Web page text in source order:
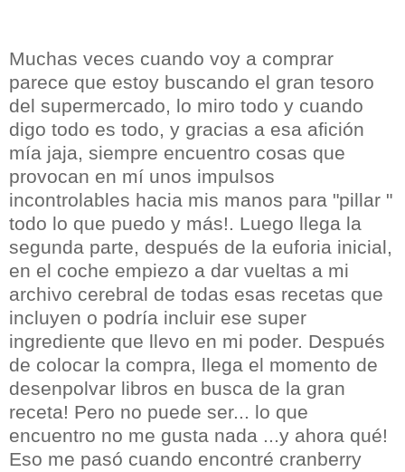
Muchas veces cuando voy a comprar
parece que estoy buscando el gran tesoro
del supermercado, lo miro todo y cuando
digo todo es todo, y gracias a esa afición
mía jaja, siempre encuentro cosas que
provocan en mí unos impulsos
incontrolables hacia mis manos para "pillar "
todo lo que puedo y más!. Luego llega la
segunda parte, después de la euforia inicial,
en el coche empiezo a dar vueltas a mi
archivo cerebral de todas esas recetas que
incluyen o podría incluir ese super
ingrediente que llevo en mi poder. Después
de colocar la compra, llega el momento de
desenpolvar libros en busca de la gran
receta! Pero no puede ser... lo que
encuentro no me gusta nada ...y ahora qué!
Eso me pasó cuando encontré cranberry